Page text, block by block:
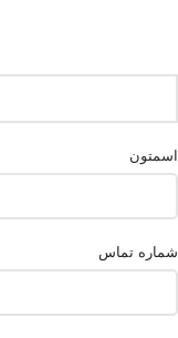
اسمتون
شماره تماس